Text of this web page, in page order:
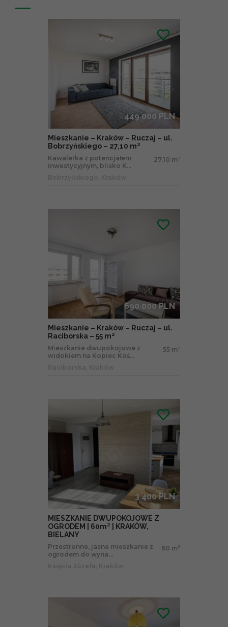
449 000 PLN
Mieszkanie – Kraków – Ruczaj – ul.
Bobrzyńskiego – 27,10 m²
Kawalerka z potencjałem
inwestycyjnym, blisko K...
27.10 m 2
690 000 PLN
Mieszkanie – Kraków – Ruczaj – ul.
Raciborska – 55 m²
Mieszkanie dwupokojowe z
widokiem na Kopiec Koś...
55 m 2
3 400 PLN
MIESZKANIE DWUPOKOJOWE Z
OGRODEM | 60m² | KRAKÓW,
BIELANY
Przestronne, jasne mieszkanie z
ogrodem do wyna...
60 m 2